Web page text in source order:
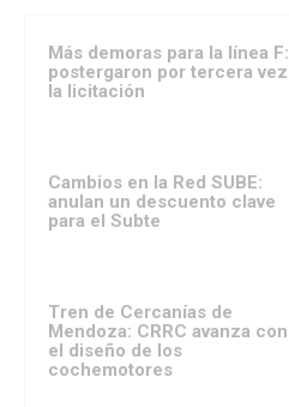
Más demoras para la línea F:
postergaron por tercera vez
la licitación
Cambios en la Red SUBE:
anulan un descuento clave
para el Subte
Tren de Cercanías de
Mendoza: CRRC avanza con
el diseño de los
cochemotores